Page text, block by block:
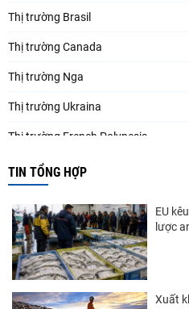
Thị trường Brasil
Thị trường Canada
Thị trường Nga
Thị trường Ukraina
Thị trường French Polynesia
Thị trường Trung Quốc
Thị trường New Zealand
Thị trường Đài Loan
TIN TỔNG HỢP
EU
lược
Xuất